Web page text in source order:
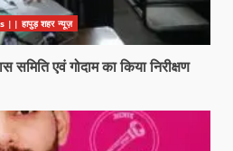
|| हापुड़ शहर न्यूज़
समिति एवं गोदाम का किया निरीक्षण